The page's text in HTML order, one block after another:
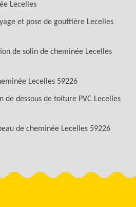
Lecelles
et pose de gouttière Lecelles
de solin de cheminée Lecelles
Lecelles 59226
de dessous de toiture PVC Lecelles
de cheminée Lecelles 59226